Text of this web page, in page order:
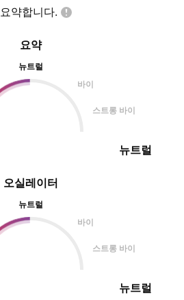
요약합니다.
오실레이터
뉴트럴
바이
스트롱 바이
뉴트럴
요약
뉴트럴
바이
스트롱 바이
뉴트럴